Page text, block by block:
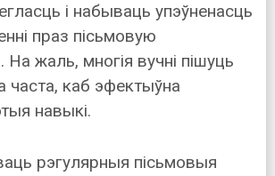
і набываць упэўненасць
праз пісьмовую
жаль, многія вучні пішуць
часта, каб эфектыўна
навыкі.
рэгулярныя пісьмовыя